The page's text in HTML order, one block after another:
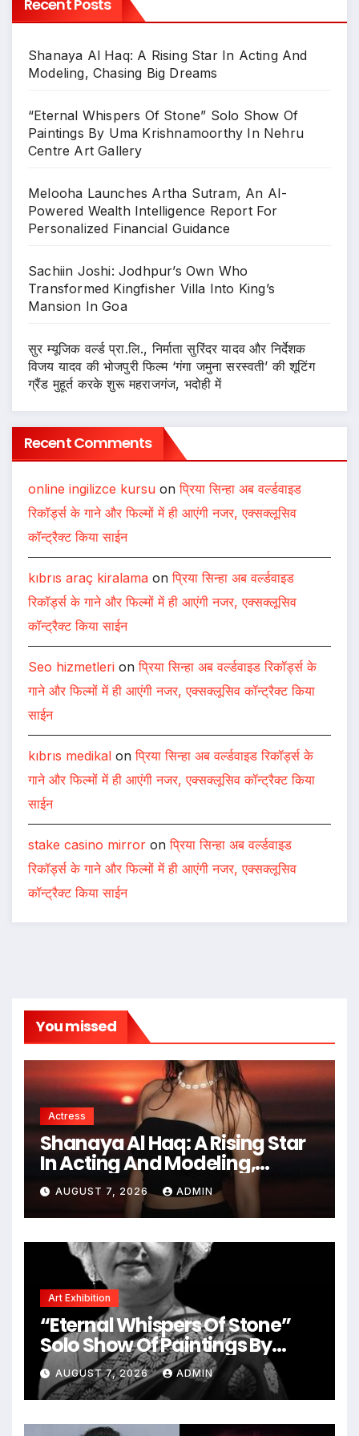
Recent Posts
Shanaya Al Haq: A Rising Star In Acting And
Modeling, Chasing Big Dreams
“Eternal Whispers Of Stone” Solo Show Of
Paintings By Uma Krishnamoorthy In Nehru
Centre Art Gallery
Melooha Launches Artha Sutram, An AI-
Powered Wealth Intelligence Report For
Personalized Financial Guidance
Sachiin Joshi: Jodhpur’s Own Who
Transformed Kingfisher Villa Into King’s
Mansion In Goa
सुर म्यूजिक वर्ल्ड प्रा.लि., निर्माता सुरिंदर यादव और निर्देशक
विजय यादव की भोजपुरी फिल्म ‘गंगा जमुना सरस्वती’ की शूटिंग
ग्रैंड मुहूर्त करके शुरू महराजगंज, भदोही में
Recent Comments
online ingilizce kursu onप्रिया सिन्हा अब वर्ल्डवाइड
रिकॉर्ड्स के गाने और फिल्मों में ही आएंगी नजर, एक्सक्लूसिव
कॉन्ट्रैक्ट किया साईन
kıbrıs araç kiralama onप्रिया सिन्हा अब वर्ल्डवाइड
रिकॉर्ड्स के गाने और फिल्मों में ही आएंगी नजर, एक्सक्लूसिव
कॉन्ट्रैक्ट किया साईन
Seo hizmetleri onप्रिया सिन्हा अब वर्ल्डवाइड रिकॉर्ड्स के
गाने और फिल्मों में ही आएंगी नजर, एक्सक्लूसिव कॉन्ट्रैक्ट किया
साईन
kıbrıs medikal onप्रिया सिन्हा अब वर्ल्डवाइड रिकॉर्ड्स के
गाने और फिल्मों में ही आएंगी नजर, एक्सक्लूसिव कॉन्ट्रैक्ट किया
साईन
stake casino mirror onप्रिया सिन्हा अब वर्ल्डवाइड
रिकॉर्ड्स के गाने और फिल्मों में ही आएंगी नजर, एक्सक्लूसिव
कॉन्ट्रैक्ट किया साईन
You missed
Actress
Shanaya Al Haq: A Rising Star
In Acting And Modeling,
Chasing Big Dreams
AUGUST 7, 2026 ADMIN
Art Exhibition
“Eternal Whispers Of Stone”
Solo Show Of Paintings By
Uma Krishnamoorthy In Nehru
Centre Art Gallery
AUGUST 7, 2026 ADMIN